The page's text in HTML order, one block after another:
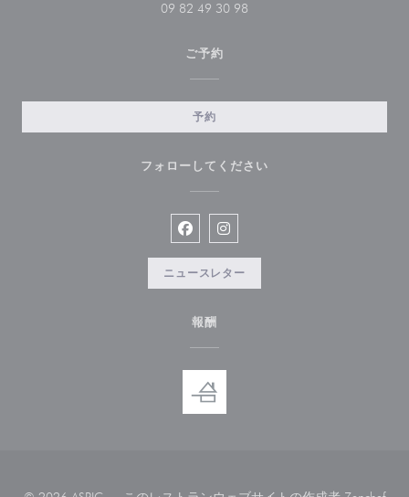
09 82 49 30 98
ご予約
予約
フォローしてください
Facebook ((新しいウィンドウで開
Instagram ((新しいウィンド
ニュースレター
報酬